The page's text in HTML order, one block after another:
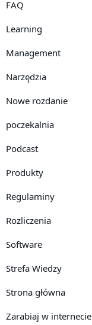
FAQ
Learning
Management
Narzędzia
Nowe rozdanie
poczekalnia
Podcast
Produkty
Regulaminy
Rozliczenia
Software
Strefa Wiedzy
Strona główna
Zarabiaj w internecie